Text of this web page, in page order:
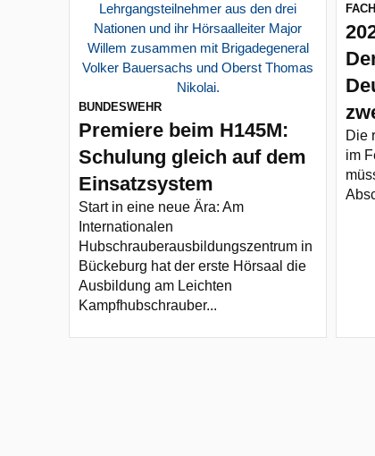
BUNDESWEHR
Premiere beim H145M:
Schulung gleich auf dem
Einsatzsystem
Start in eine neue Ära: Am
Internationalen
Hubschrauberausbildungszentrum in
Bückeburg hat der erste Hörsaal die
Ausbildung am Leichten
Kampfhubschrauber...
Die
im